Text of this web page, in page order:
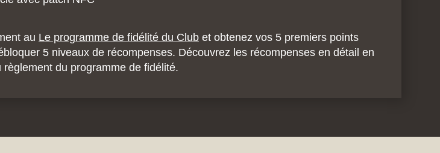
au Le programme de fidélité du Club et obtenez vos 5 premiers points
5 niveaux de récompenses. Découvrez les récompenses en détail en
du programme de fidélité.